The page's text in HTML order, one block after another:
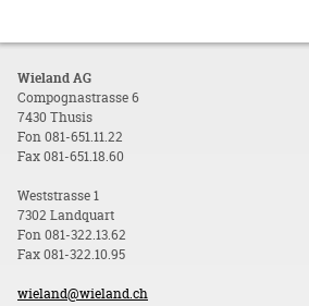
Wieland AG
Compognastrasse 6
7430 Thusis
Fon 081-651.11.22
Fax 081-651.18.60
Weststrasse 1
7302 Landquart
Fon 081-322.13.62
Fax 081-322.10.95
wieland@wieland.ch